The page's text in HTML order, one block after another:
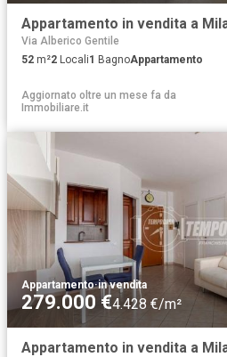
Appartamento in vendita a
Via Alberico Gentile
52 m²2 Locali1 BagnoAppartamento
Aggiornato oltre un mese fa da
Immobiliare.it
Appartamento·in vendita
279.000 €4.428 €/m²
Appartamento in vendita a